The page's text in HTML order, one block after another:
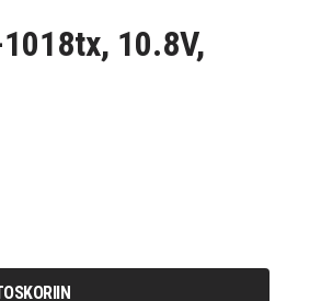
10.8V,